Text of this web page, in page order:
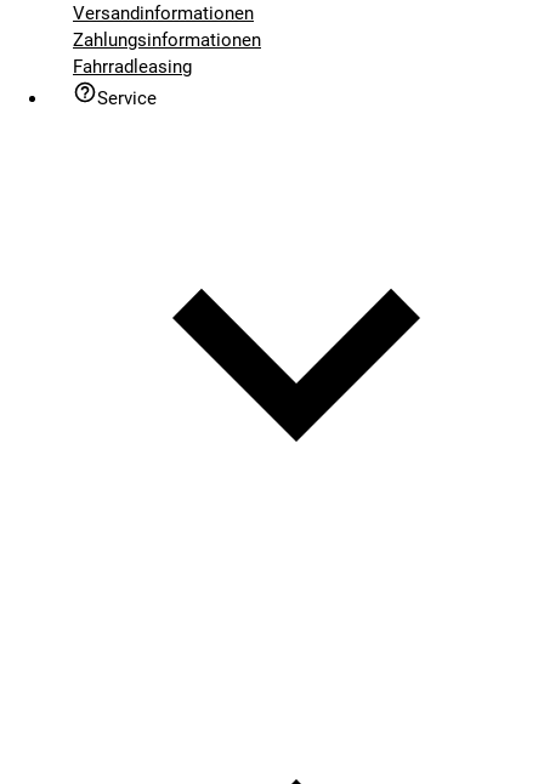
Versandinformationen
Zahlungsinformationen
Fahrradleasing
Service